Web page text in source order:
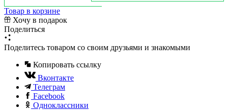
Товар в корзине
Хочу в подарок
Поделиться
Поделитесь товаром со своим друзьями и знакомыми
Копировать ссылку
Вконтакте
Телеграм
Facebook
Одноклассники